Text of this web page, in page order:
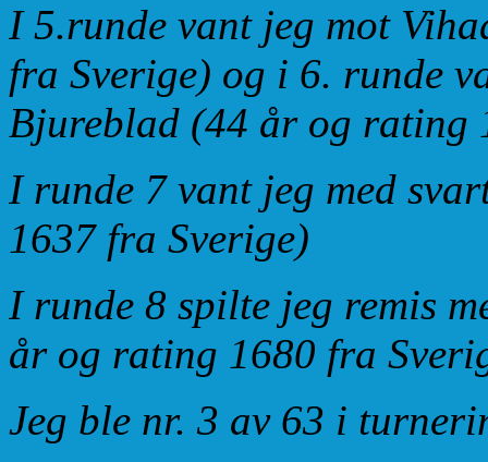
I 5.runde vant jeg mot
fra Sverige) og i 6. runde
Bjureblad (44 år og rating
I runde 7 vant jeg med
1637 fra Sverige)
I runde 8 spilte jeg remis
år og rating 1680 fra
Jeg ble nr. 3 av 63 i